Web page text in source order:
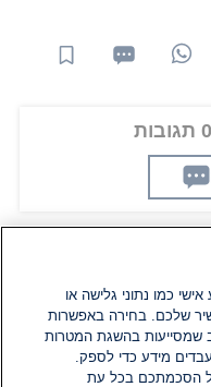
כמו נתוני גלישה או
שלכם. בחירה באפשרות
שמסייעות בהשגת המטרות
מידע כדי לספק.
הסכמתכם בכל עת